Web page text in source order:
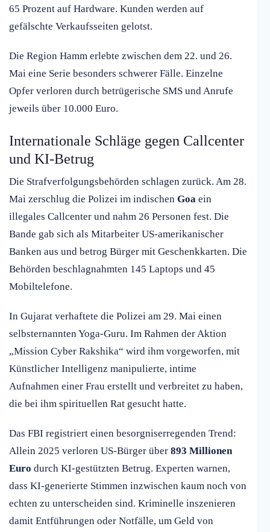
65 Prozent auf Hardware. Kunden werden auf
gefälschte Verkaufsseiten gelotst.
Die Region Hamm erlebte zwischen dem 22. und 26.
Mai eine Serie besonders schwerer Fälle. Einzelne
Opfer verloren durch betrügerische SMS und Anrufe
jeweils über 10.000 Euro.
Internationale Schläge gegen Callcenter
und KI-Betrug
Die Strafverfolgungsbehörden schlagen zurück. Am 28.
Mai zerschlug die Polizei im indischen Goa ein
illegales Callcenter und nahm 26 Personen fest. Die
Bande gab sich als Mitarbeiter US-amerikanischer
Banken aus und betrog Bürger mit Geschenkkarten. Die
Behörden beschlagnahmten 145 Laptops und 45
Mobiltelefone.
In Gujarat verhaftete die Polizei am 29. Mai einen
selbsternannten Yoga-Guru. Im Rahmen der Aktion
„Mission Cyber Rakshika“ wird ihm vorgeworfen, mit
Künstlicher Intelligenz manipulierte, intime
Aufnahmen einer Frau erstellt und verbreitet zu haben,
die bei ihm spirituellen Rat gesucht hatte.
Das FBI registriert einen besorgniserregenden Trend:
Allein 2025 verloren US-Bürger über 893 Millionen
Euro durch KI-gestützten Betrug. Experten warnen,
dass KI-generierte Stimmen inzwischen kaum noch von
echten zu unterscheiden sind. Kriminelle inszenieren
damit Entführungen oder Notfälle, um Geld von